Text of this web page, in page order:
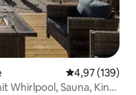
4,97 (139)
Whirlpool, Sauna, Kino,